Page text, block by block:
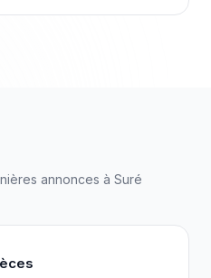
annonces à Suré